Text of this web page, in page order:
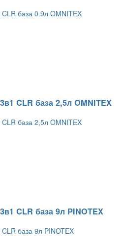
CLR база 2,5л OMNITEX
CLR база 9л PINOTEX